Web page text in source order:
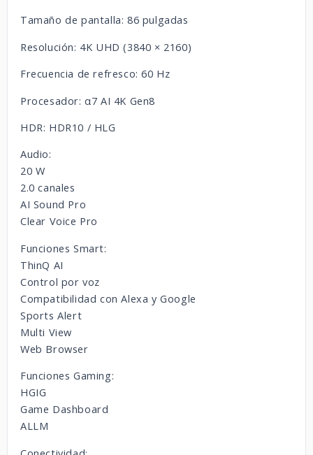
Tamaño de pantalla: 86 pulgadas
Resolución: 4K UHD (3840 × 2160)
Frecuencia de refresco: 60 Hz
Procesador: α7 AI 4K Gen8
HDR: HDR10 / HLG
Audio:
20 W
2.0 canales
AI Sound Pro
Clear Voice Pro
Funciones Smart:
ThinQ AI
Control por voz
Compatibilidad con Alexa y Google
Sports Alert
Multi View
Web Browser
Funciones Gaming:
HGIG
Game Dashboard
ALLM